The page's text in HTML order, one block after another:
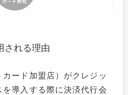
される理由
ード加盟店）がクレジッ
を導入する際に決済代行会